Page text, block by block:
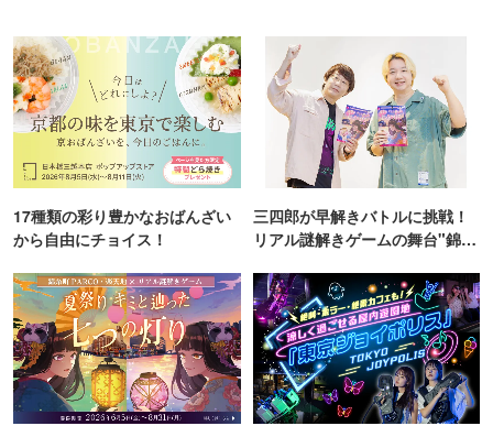
17種類の彩り豊かなおばんざい
から自由にチョイス！
三四郎が早解きバトルに挑戦！
リアル謎解きゲームの舞台"錦糸